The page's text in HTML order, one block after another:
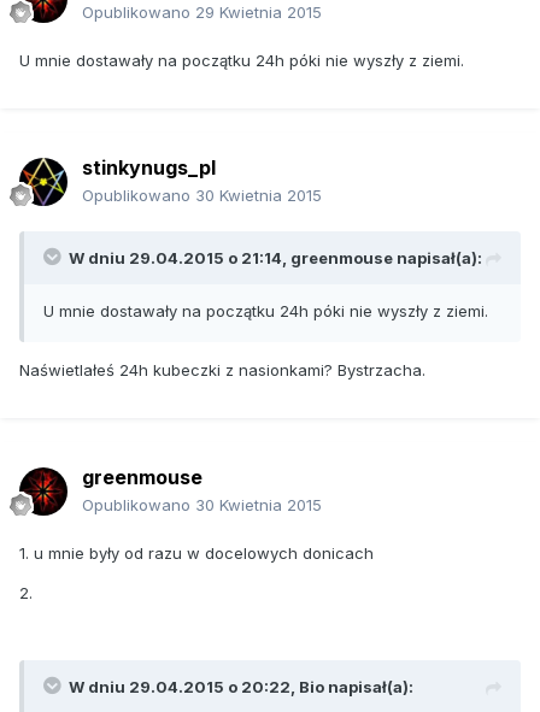
Opublikowano 29 Kwietnia 2015
U mnie dostawały na początku 24h póki nie wyszły z ziemi.
stinkynugs_pl
Opublikowano 30 Kwietnia 2015
W dniu 29.04.2015 o 21:14, greenmouse napisał(a):
U mnie dostawały na początku 24h póki nie wyszły z ziemi.
Naświetlałeś 24h kubeczki z nasionkami? Bystrzacha.
greenmouse
Opublikowano 30 Kwietnia 2015
1. u mnie były od razu w docelowych donicach
2.
W dniu 29.04.2015 o 20:22, Bio napisał(a):